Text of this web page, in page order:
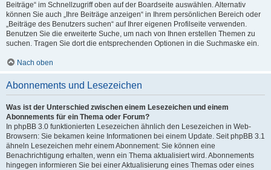
Beiträge“ im Schnellzugriff oben auf der Boardseite auswählen. Alternativ
können Sie auch „Ihre Beiträge anzeigen“ in Ihrem persönlichen Bereich oder
„Beiträge des Benutzers suchen“ auf Ihrer eigenen Profilseite verwenden.
Benutzen Sie die erweiterte Suche, um nach von Ihnen erstellen Themen zu
suchen. Tragen Sie dort die entsprechenden Optionen in die Suchmaske ein.
Nach oben
Abonnements und Lesezeichen
Was ist der Unterschied zwischen einem Lesezeichen und einem
Abonnements für ein Thema oder Forum?
In phpBB 3.0 funktionierten Lesezeichen ähnlich den Lesezeichen in Web-
Browsern: Sie bekamen keine Informationen bei einem Update. Seit phpBB 3.1
ähneln Lesezeichen mehr einem Abonnement: Sie können eine
Benachrichtigung erhalten, wenn ein Thema aktualisiert wird. Abonnements
hingegen informieren Sie bei einer Aktualisierung eines Themas oder eines